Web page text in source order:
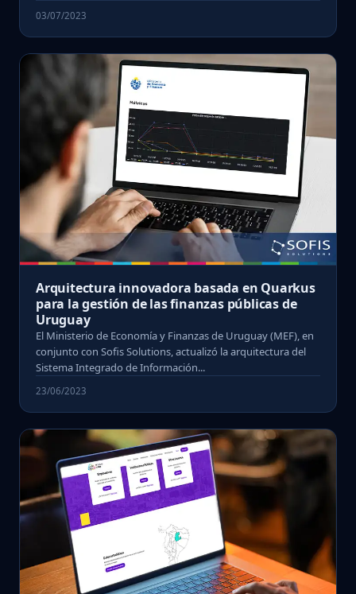
03/07/2023
Arquitectura innovadora basada en Quarkus
para la gestión de las finanzas públicas de
Uruguay
El Ministerio de Economía y Finanzas de Uruguay (MEF), en
conjunto con Sofis Solutions, actualizó la arquitectura del
Sistema Integrado de Información...
23/06/2023